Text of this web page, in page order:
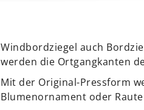
Windbordziegel auch
werden die Ortgangkanten
Mit der Original-Pressform
Blumenornament oder